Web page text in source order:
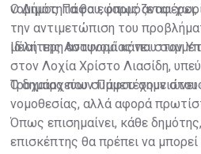
νομιμότητα θα εφαρμόζεται
Ο Δήμος Πάφου, όπως αναφέρει,
την αντιμετώπιση του
μέλη της Αστυνομίας που
Ιδιαίτερη αναφορά κάνει στον
στον Λοχία Χρίστο Λιασίδη,
Τροχαίας που συμμετέχουν
Ο δημαρχεύων Πάφου σημειώνει
νομοθεσίας, αλλά αφορά
Όπως επισημαίνει, κάθε
επισκέπτης θα πρέπει να